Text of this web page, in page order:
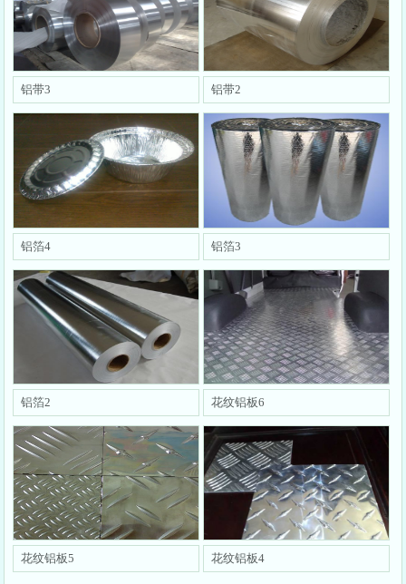
铝带3 铝带2
铝箔4 铝箔3
铝箔2 花纹铝板6
花纹铝板5 花纹铝板4